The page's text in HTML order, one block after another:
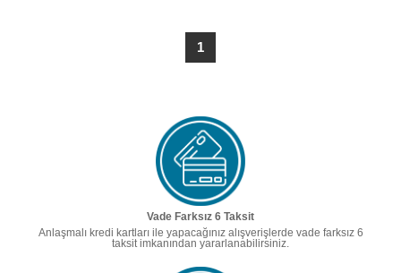
1
Vade Farksız 6 Taksit
Anlaşmalı kredi kartları ile yapacağınız alışverişlerde vade farksız 6
taksit imkanından yararlanabilirsiniz.